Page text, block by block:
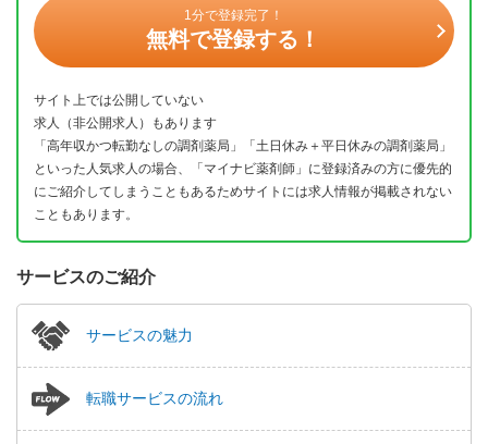
1分で登録完了！
無料で登録する！
サイト上では公開していない
求人（非公開求人）もあります
「高年収かつ転勤なしの調剤薬局」「土日休み＋平日休みの調剤薬局」
といった人気求人の場合、「マイナビ薬剤師」に登録済みの方に優先的
にご紹介してしまうこともあるためサイトには求人情報が掲載されない
こともあります。
サービスのご紹介
サービスの魅力
転職サービスの流れ